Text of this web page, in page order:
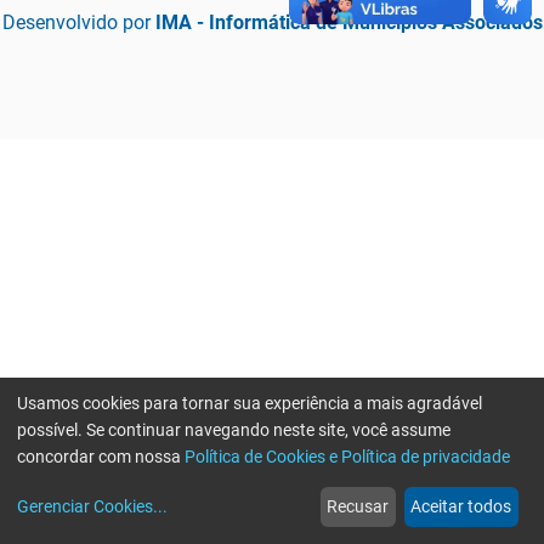
Desenvolvido por IMA - Informática de Municípios Associados
web
Notícias
more_horiz
Mais
Usamos cookies para tornar sua experiência a mais agradável
possível. Se continuar navegando neste site, você assume
concordar com nossa Política de Cookies e Política de privacidade
Gerenciar Cookies... Recusar Aceitar todos
Erro ao enviar informações, por favor tente novamente